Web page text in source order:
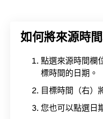
如何將來源時
點選來源時間欄
標時間的日期。
目標時間（右）
您也可以點選日